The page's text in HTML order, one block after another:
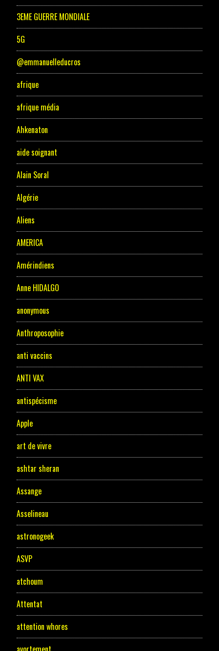
3EME GUERRE MONDIALE
5G
@emmanuelleducros
afrique
afrique média
Ahkenaton
aide soignant
Alain Soral
Algérie
Aliens
AMERICA
Amérindiens
Anne HIDALGO
anonymous
Anthroposophie
anti vaccins
ANTI VAX
antispécisme
Apple
art de vivre
ashtar sheran
Assange
Asselineau
astronogeek
ASVP
atchoum
Attentat
attention whores